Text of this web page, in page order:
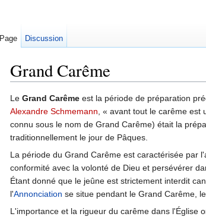
Grand Carême
Le Grand Carême est la période de préparation
Alexandre Schmemann, « avant tout le carême est
connu sous le nom de Grand Carême) était la
traditionnellement le jour de Pâques.
La période du Grand Carême est caractérisée par
conformité avec la volonté de Dieu et persévérer
Étant donné que le jeûne est strictement interdit
l'Annonciation se situe pendant le Grand Carême,
L'importance et la rigueur du carême dans l'Église
Page Discussion